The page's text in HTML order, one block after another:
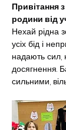
Привітання
родини від
Нехай рідна
усіх бід і
надають сил,
досягнення.
сильними,